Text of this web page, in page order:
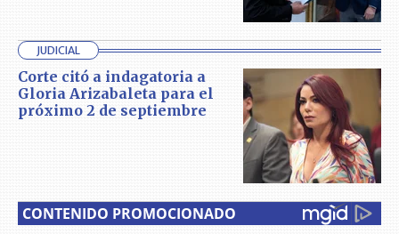
JUDICIAL
Corte citó a indagatoria a
Gloria Arizabaleta para el
próximo 2 de septiembre